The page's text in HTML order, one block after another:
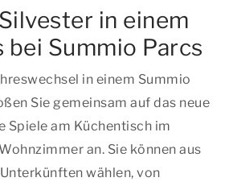
in einem
bei Summio Parcs
in einem Summio
Sie gemeinsam auf das neue
Spiele am Küchentisch im
an. Sie können aus
wählen, von